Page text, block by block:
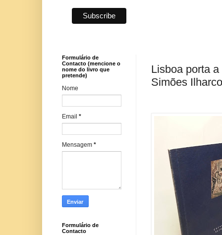
Lisboa porta
Simões Ilharco
Formulário de
Contacto (mencione o
nome do livro que
pretende)
Nome
Email *
Mensagem *
Formulário de
Contacto